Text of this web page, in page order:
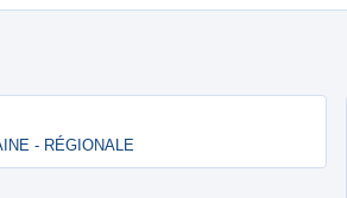
- RÉGIONALE